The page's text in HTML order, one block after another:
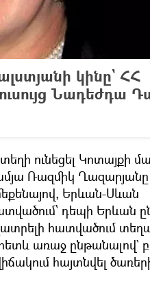
կինը` ՀՀ
Նադեժդա
ունեցել Կոտայքի
Ռազմիկ
Երևան-Սևան
դեպի Երևան
հատվածում
առաջ ընթանալով`
հայտնվել